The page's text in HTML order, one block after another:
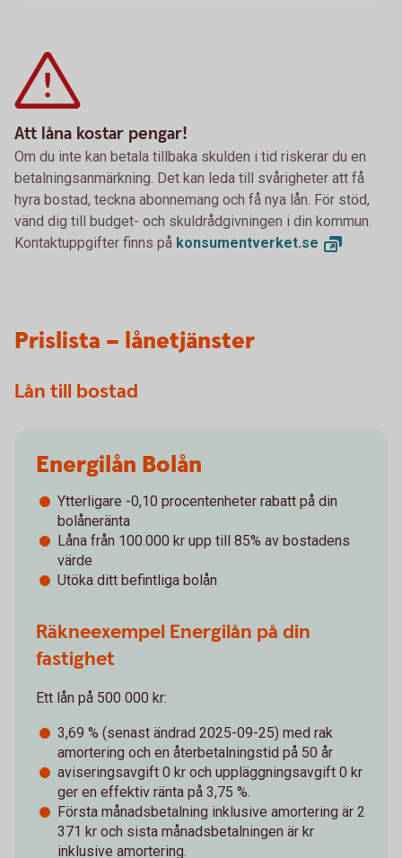
Att låna kostar pengar!
Om du inte kan betala tillbaka skulden i tid riskerar du en
betalningsanmärkning. Det kan leda till svårigheter att få
hyra bostad, teckna abonnemang och få nya lån. För stöd,
vänd dig till budget- och skuldrådgivningen i din kommun.
Kontaktuppgifter finns på konsumentverket.se
Prislista – lånetjänster
Lån till bostad
Energilån Bolån
Ytterligare -0,10 procentenheter rabatt på din
bolåneränta
Låna från 100.000 kr upp till 85% av bostadens
värde
Utöka ditt befintliga bolån
Räkneexempel Energilån på din
fastighet
Ett lån på 500 000 kr:
3,69 % (senast ändrad 2025-09-25) med rak
amortering och en återbetalningstid på 50 år
aviseringsavgift 0 kr och uppläggningsavgift 0 kr
ger en effektiv ränta på 3,75 %.
Första månadsbetalning inklusive amortering är 2
371 kr och sista månadsbetalningen är kr
inklusive amortering.